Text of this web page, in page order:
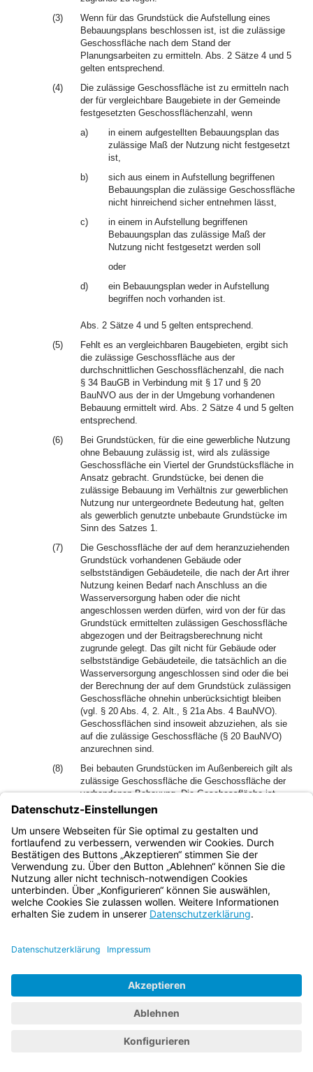
(3)
Wenn für das Grundstück die Aufstellung eines
Bebauungsplans beschlossen ist, ist die zulässige
Geschossfläche nach dem Stand der
Planungsarbeiten zu ermitteln. Abs. 2 Sätze 4 und 5
gelten entsprechend.
(4)
Die zulässige Geschossfläche ist zu ermitteln nach
der für vergleichbare Baugebiete in der Gemeinde
festgesetzten Geschossflächenzahl, wenn
a)
in einem aufgestellten Bebauungsplan das
zulässige Maß der Nutzung nicht festgesetzt
ist,
b)
sich aus einem in Aufstellung begriffenen
Bebauungsplan die zulässige Geschossfläche
nicht hinreichend sicher entnehmen lässt,
c)
in einem in Aufstellung begriffenen
Bebauungsplan das zulässige Maß der
Nutzung nicht festgesetzt werden soll
oder
d)
ein Bebauungsplan weder in Aufstellung
begriffen noch vorhanden ist.
Abs. 2 Sätze 4 und 5 gelten entsprechend.
(5)
Fehlt es an vergleichbaren Baugebieten, ergibt sich
die zulässige Geschossfläche aus der
durchschnittlichen Geschossflächenzahl, die nach
§ 34 BauGB in Verbindung mit § 17 und § 20
BauNVO aus der in der Umgebung vorhandenen
Bebauung ermittelt wird. Abs. 2 Sätze 4 und 5 gelten
entsprechend.
(6)
Bei Grundstücken, für die eine gewerbliche Nutzung
ohne Bebauung zulässig ist, wird als zulässige
Geschossfläche ein Viertel der Grundstücksfläche in
Ansatz gebracht. Grundstücke, bei denen die
zulässige Bebauung im Verhältnis zur gewerblichen
Nutzung nur untergeordnete Bedeutung hat, gelten
als gewerblich genutzte unbebaute Grundstücke im
Sinn des Satzes 1.
(7)
Die Geschossfläche der auf dem heranzuziehenden
Grundstück vorhandenen Gebäude oder
selbstständigen Gebäudeteile, die nach der Art ihrer
Nutzung keinen Bedarf nach Anschluss an die
Wasserversorgung haben oder die nicht
angeschlossen werden dürfen, wird von der für das
Grundstück ermittelten zulässigen Geschossfläche
abgezogen und der Beitragsberechnung nicht
zugrunde gelegt. Das gilt nicht für Gebäude oder
selbstständige Gebäudeteile, die tatsächlich an die
Wasserversorgung angeschlossen sind oder die bei
der Berechnung der auf dem Grundstück zulässigen
Geschossfläche ohnehin unberücksichtigt bleiben
(vgl. § 20 Abs. 4, 2. Alt., § 21a Abs. 4 BauNVO).
Geschossflächen sind insoweit abzuziehen, als sie
auf die zulässige Geschossfläche (§ 20 BauNVO)
anzurechnen sind.
(8)
Bei bebauten Grundstücken im Außenbereich gilt als
zulässige Geschossfläche die Geschossfläche der
vorhandenen Bebauung. Die Geschossfläche ist
nach den Außenmaßen der Gebäude in allen
Geschossen zu ermitteln. Kellergeschosse werden
mit der vollen Fläche herangezogen. Dachgeschosse
werden nur herangezogen, soweit sie ausgebaut
sind. Gebäude oder selbstständige Gebäudeteile, die
nach der Art ihrer Nutzung keinen Bedarf nach
Anschluss an die Wasserversorgung auslösen oder
die nicht angeschlossen werden dürfen, werden nicht
herangezogen; das gilt nicht für Gebäude oder
Gebäudeteile, die tatsächlich an die
Loggien und Terrassen bleiben außer Ansatz, wenn
und soweit sie über die Gebäudefluchtlinie
Ein zusätzlicher Beitrag entsteht mit der
Beitragsbemessung maßgeblichen Umstände, soweit
entsteht insbesondere